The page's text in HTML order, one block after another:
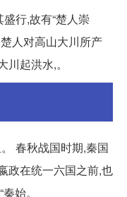
行,故有“楚人崇
人对高山大川所产
起洪水,。
春秋战国时期,秦国
政在统一六国之前,也
始。